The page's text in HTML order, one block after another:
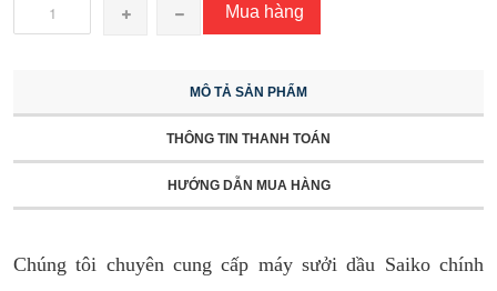
Mua hàng
MÔ TẢ SẢN PHẨM
THÔNG TIN THANH TOÁN
HƯỚNG DẪN MUA HÀNG
Chúng tôi chuyên cung cấp máy sưởi dầu Saiko chính